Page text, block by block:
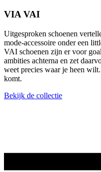
VIA VAI
Uitgesproken schoenen
mode-accessoire onder een
VAI schoenen zijn er voor
ambities achterna en zet
weet precies waar je heen
komt.
Bekijk de collectie